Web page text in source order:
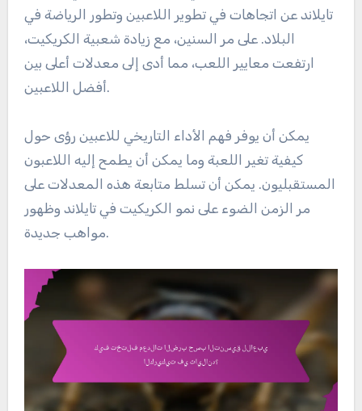
تايلاند عن اتجاهات في تطوير اللاعبين وتطور الرياضة في
البلاد. على مر السنين، مع زيادة شعبية الكريكيت،
ارتفعت معايير اللعب، مما أدى إلى معدلات أعلى بين
أفضل اللاعبين.
يمكن أن يوفر فهم الأداء التاريخي للاعبين رؤى حول
كيفية تغير اللعبة وما يمكن أن يطمح إليه اللاعبون
المستقبليون. يمكن أن تسلط متابعة هذه المعدلات على
مر الزمن الضوء على نمو الكريكيت في تايلاند وظهور
مواهب جديدة.